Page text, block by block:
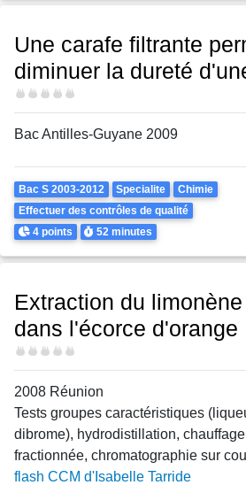
Une carafe filtrante
diminuer la dureté
Difficulté
Bac Antilles-Guyane 2009
Theme
Bac S 2003-2012 Specialite
Chimie
Effectuer des contrôles de qualité
Points
4 points Durée
52 minutes
Extraction du
dans l'écorce d'orange
Difficulté
2008 Réunion
Tests groupes caractéristiques
dibrome), hydrodistillation,
fractionnée, chromatographie sur
flash CCM d'Isabelle Tarride